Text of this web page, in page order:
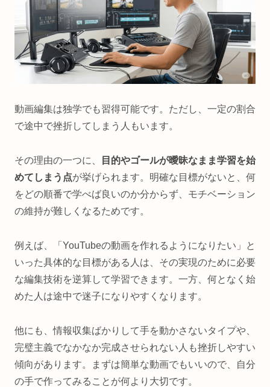
動画編集は独学でも習得可能です。ただし、一定の割合
で途中で挫折してしまう人もいます。
その理由の一つに、
目的やゴールが曖昧なまま学習を始
めてしまう点が挙げられます。明確な目標がないと、何
をどの順番で学べば良いのか分からず、モチベーション
の維持が難しくなるためです。
例えば、「YouTubeの動画を作れるようになりたい」と
いった具体的な目標がある人は、その実現のために必要
な編集技術を逆算して学習できます。一方、何となく始
めた人は途中で迷子になりやすくなります。
他にも、情報収集ばかりして手を動かさないタイプや、
完璧主義でなかなか完成させられない人も挫折しやすい
傾向があります。まずは簡単な動画でもいいので、自分
の手で作ってみることが何より大切です。